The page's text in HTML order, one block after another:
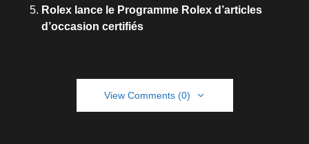
Rolex lance le Programme Rolex d’articles
d’occasion certifiés
View Comments (0)